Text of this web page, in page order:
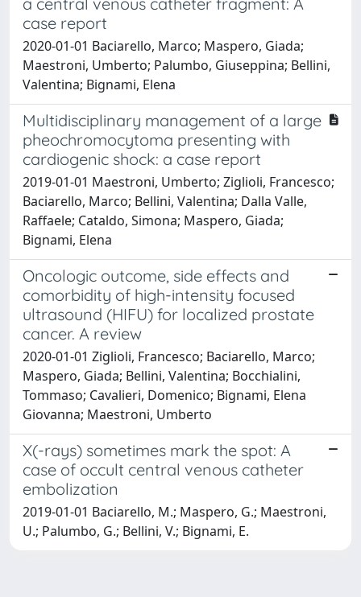
case report
2020-01-01 Baciarello, Marco; Maspero, Giada;
Maestroni, Umberto; Palumbo, Giuseppina; Bellini,
Valentina; Bignami, Elena
Multidisciplinary management of a large
pheochromocytoma presenting with
cardiogenic shock: a case report
2019-01-01 Maestroni, Umberto; Ziglioli, Francesco;
Baciarello, Marco; Bellini, Valentina; Dalla Valle,
Raffaele; Cataldo, Simona; Maspero, Giada;
Bignami, Elena
Oncologic outcome, side effects and
comorbidity of high-intensity focused
ultrasound (HIFU) for localized prostate
cancer. A review
2020-01-01 Ziglioli, Francesco; Baciarello, Marco;
Maspero, Giada; Bellini, Valentina; Bocchialini,
Tommaso; Cavalieri, Domenico; Bignami, Elena
Giovanna; Maestroni, Umberto
X(-rays) sometimes mark the spot: A
case of occult central venous catheter
embolization
2019-01-01 Baciarello, M.; Maspero, G.; Maestroni,
U.; Palumbo, G.; Bellini, V.; Bignami, E.